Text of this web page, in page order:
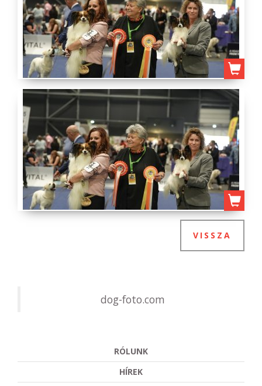
VISSZA
dog-foto.com
RÓLUNK
HÍREK